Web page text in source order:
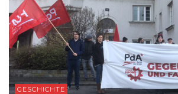
GESCHICHTE